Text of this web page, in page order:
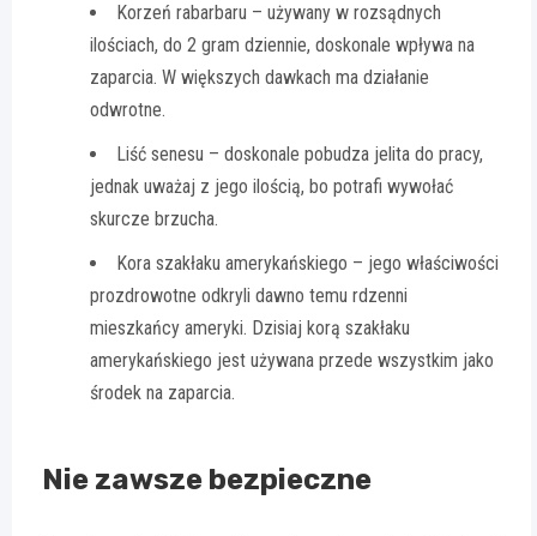
Korzeń rabarbaru – używany w rozsądnych
ilościach, do 2 gram dziennie, doskonale wpływa na
zaparcia. W większych dawkach ma działanie
odwrotne.
Liść senesu – doskonale pobudza jelita do pracy,
jednak uważaj z jego ilością, bo potrafi wywołać
skurcze brzucha.
Kora szakłaku amerykańskiego – jego właściwości
prozdrowotne odkryli dawno temu rdzenni
mieszkańcy ameryki. Dzisiaj korą szakłaku
amerykańskiego jest używana przede wszystkim jako
środek na zaparcia.
Nie zawsze bezpieczne